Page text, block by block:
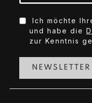
Ich möchte
und habe die
zur Kenntnis